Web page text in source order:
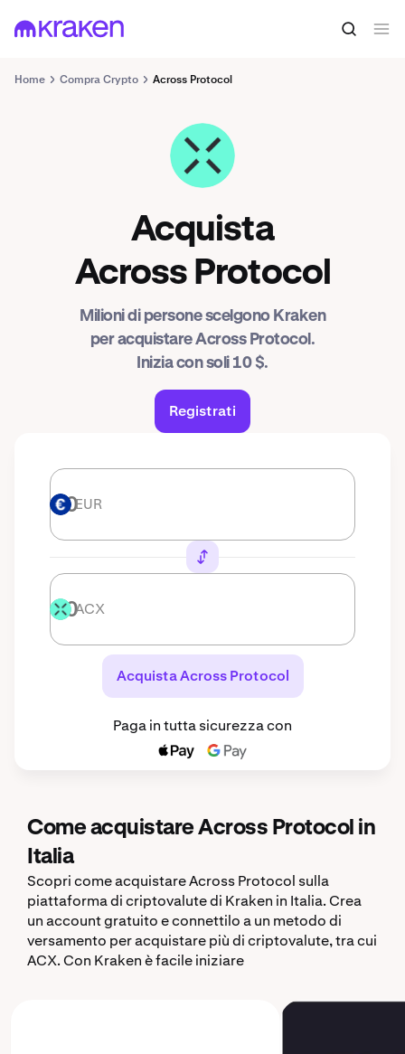
Home Compra Crypto Across Protocol
Acquista
Across Protocol
Milioni di persone scelgono Kraken
per acquistare Across Protocol.
Inizia con soli 10 $.
Registrati
EUR EUR
ACX ACX
Acquista Across Protocol
Paga in tutta sicurezza con
Come acquistare Across Protocol in
Italia
Scopri come acquistare Across Protocol sulla
piattaforma di criptovalute di Kraken in Italia. Crea
un account gratuito e connettilo a un metodo di
versamento per acquistare più di criptovalute, tra cui
ACX. Con Kraken è facile iniziare